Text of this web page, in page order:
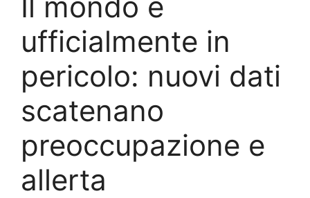
ufficialmente in
pericolo: nuovi dati
scatenano
preoccupazione e
allerta